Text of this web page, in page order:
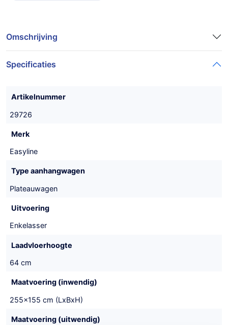
Omschrijving
Specificaties
Artikelnummer
29726
Merk
Easyline
Type aanhangwagen
Plateauwagen
Uitvoering
Enkelasser
Laadvloerhoogte
64 cm
Maatvoering (inwendig)
255x155 cm (LxBxH)
Maatvoering (uitwendig)